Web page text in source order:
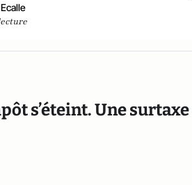
s’éteint. Une surtaxe